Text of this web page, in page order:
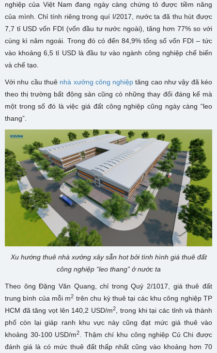
nghiệp của Việt Nam đang ngày càng chứng tỏ được tiềm năng
của mình. Chỉ tính riêng trong quí I/2017, nước ta đã thu hút được
7,7 tỉ USD vốn FDI (vốn đầu tư nước ngoài), tăng hơn 77% so với
cùng kì năm ngoái. Trong đó có đến 84,9% tổng số vốn FDI – tức
vào khoảng 6,5 tỉ USD là đầu tư vào ngành công nghiệp chế biến
và chế tạo.
Với nhu cầu thuê nhà xưởng công nghiệp tăng cao như vậy đã kéo
theo thị trường bất động sản cũng có những thay đổi đáng kể mà
một trong số đó là việc giá đất công nghiệp cũng ngày càng “leo
thang”.
Xu hướng thuê nhà xưởng xây sẵn hot bởi tình hình giá thuê đất
công nghiệp “leo thang” ở nước ta
Theo ông Đặng Văn Quang, chỉ trong Quý 2/1017, giá thuê đất
trung bình của mỗi m2 trên chu kỳ thuê tại các khu công nghiệp TP
HCM đã tăng vọt lên 140,2 USD/m2
, trong khi tại các tỉnh và thành
phố còn lại giáp ranh khu vực này cũng đạt mức giá thuê vào
khoảng 30-100 USD/m2
. Thậm chí khu công nghiệp Củ Chi được
đánh giá là có mức thuê đất thấp nhất cũng vào khoảng hơn 70